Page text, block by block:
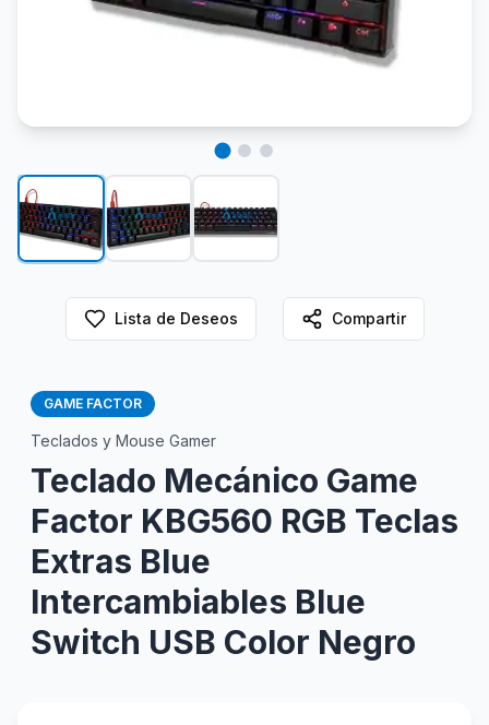
Lista de Deseos Compartir
GAME FACTOR
Teclados y Mouse Gamer
Teclado Mecánico Game
Factor KBG560 RGB Teclas
Extras Blue
Intercambiables Blue
Switch USB Color Negro